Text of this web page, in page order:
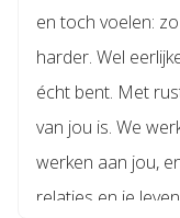
en toch voelen:
harder. Wel
écht bent. Met
van jou is. We
werken aan jou,
relaties en je leven.